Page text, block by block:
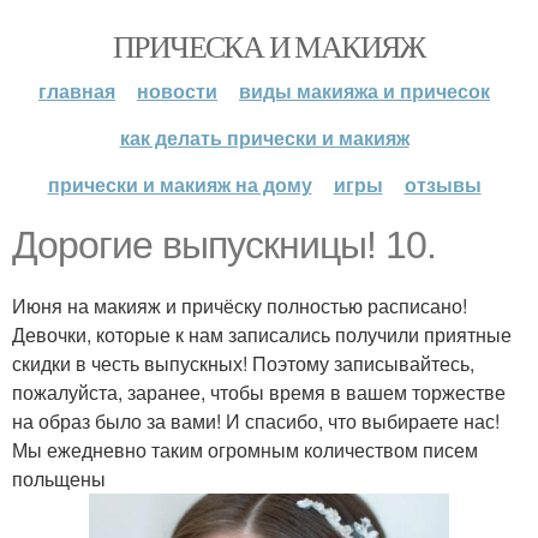
ПРИЧЕСКА И МАКИЯЖ
главная новости
виды макияжа и причесок
как делать прически и макияж
прически и макияж на дому
игры отзывы
Дорогие выпускницы! 10.
Июня на макияж и причёску полностью расписано!
Девочки, которые к нам записались получили приятные
скидки в честь выпускных! Поэтому записывайтесь,
пожалуйста, заранее, чтобы время в вашем торжестве
на образ было за вами! И спасибо, что выбираете нас!
Мы ежедневно таким огромным количеством писем
польщены